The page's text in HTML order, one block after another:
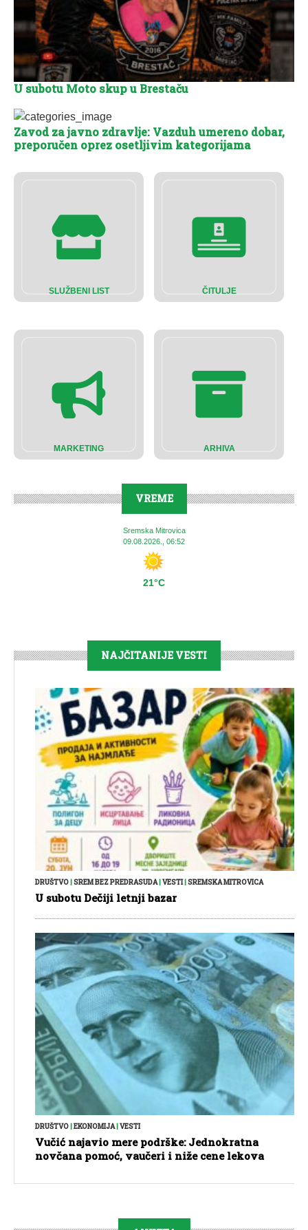
SLUŽBENI LIST ČITULJE
MARKETING ARHIVA
VREME
Sremska Mitrovica
09.08.2026., 06:52
21°C
U subotu Moto skup u Brestaču
Zavod za javno zdravlje: Vazduh umereno dobar,
preporučen oprez osetljivim kategorijama
NAJČITANIJE VESTI
DRUŠTVO|SREM BEZ PREDRASUDA|VESTI|SREMSKA MITROVICA
U subotu Dečiji letnji bazar
DRUŠTVO|EKONOMIJA|VESTI
Vučić najavio mere podrške: Jednokratna
novčana pomoć, vaučeri i niže cene lekova